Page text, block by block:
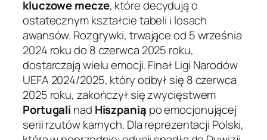
kluczowe mecze, które decydują o
ostatecznym kształcie tabeli i losach
awansów. Rozgrywki, trwające od 5 września
2024 roku do 8 czerwca 2025 roku,
dostarczają wielu emocji. Finał Ligi Narodów
UEFA 2024/2025, który odbył się 8 czerwca
2025 roku, zakończył się zwycięstwem
Portugali nad Hiszpanią po emocjonującej
serii rzutów karnych. Dla reprezentacji Polski,